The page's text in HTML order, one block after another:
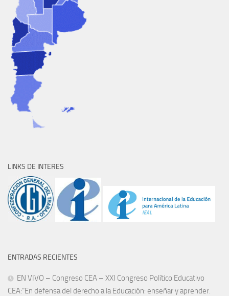
LINKS DE INTERES
ENTRADAS RECIENTES
EN VIVO – Congreso CEA – XXI Congreso Político Educativo
CEA:“En defensa del derecho a la Educación: enseñar y aprender.